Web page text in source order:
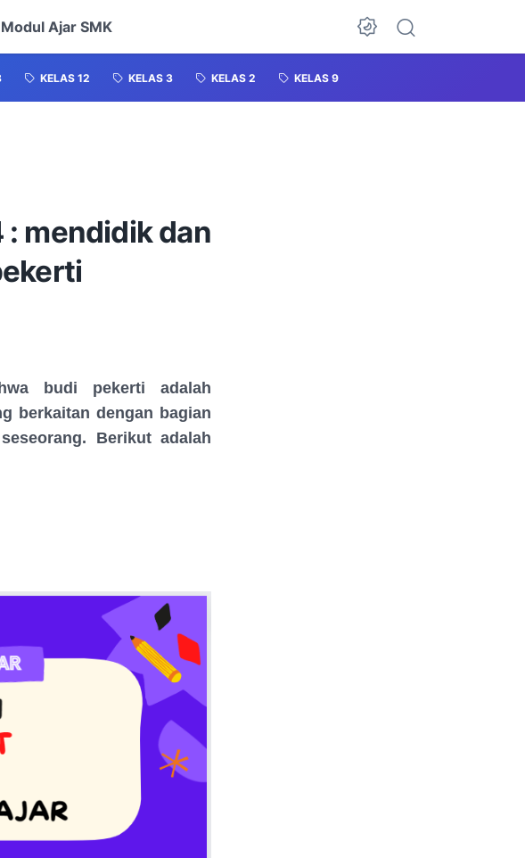
Modul Ajar SMK
KELAS 12 KELAS 3 KELAS 2 KELAS 9
mendidik dan
budi pekerti adalah
berkaitan dengan bagian
Berikut adalah